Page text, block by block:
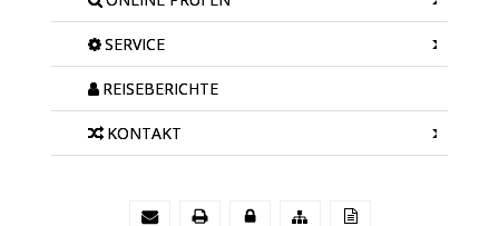
SERVICE
REISEBERICHTE
KONTAKT